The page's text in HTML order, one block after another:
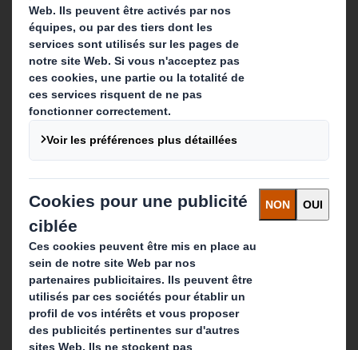
Qui sommes-nous ?
A propos
Investisseurs
Développement durable
Actualité
Carrière
Que faisons-nous ?
Solutions d'emballage
Produits de papier